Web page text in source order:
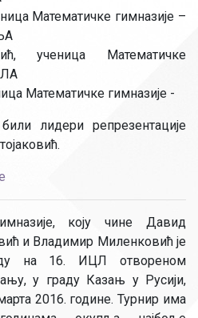
Математичке гимназије –
ученица Математичке
Математичке гимназије -
лидери репрезентације
коју чине Давид
и Владимир Миленковић је
на 16. ИЦЛ отвореном
у граду Казањ у Русији,
2016. године. Турнир има